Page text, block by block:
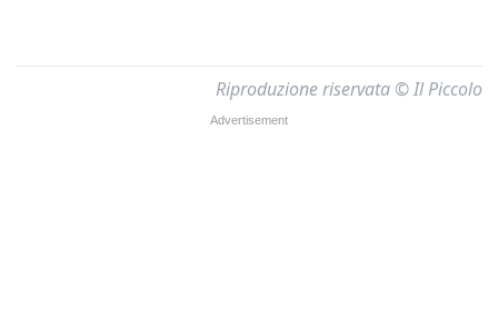
Riproduzione riservata © Il Piccolo